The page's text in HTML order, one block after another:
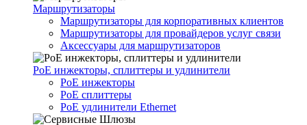
Маршрутизаторы
Маршрутизаторы для корпоративных клиентов
Маршрутизаторы для провайдеров услуг связи
Аксессуары для маршрутизаторов
PoE инжекторы, сплиттеры и удлинители
PoE инжекторы
PoE сплиттеры
PoE удлинители Ethernet